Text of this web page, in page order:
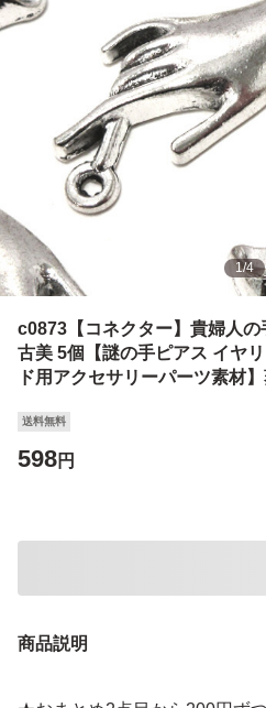
1/4
c0873【コネクター】貴婦人の
古美 5個【謎の手ピアス イヤ
ド用アクセサリーパーツ素材
送料無料
598円
商品説明